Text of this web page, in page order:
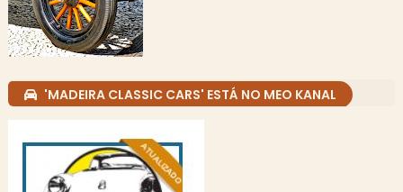
'MADEIRA CLASSIC CARS' ESTÁ NO MEO KANAL